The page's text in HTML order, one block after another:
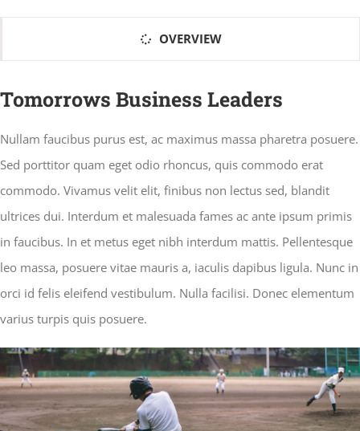
OVERVIEW
Tomorrows Business Leaders
Nullam faucibus purus est, ac maximus massa pharetra posuere.
Sed porttitor quam eget odio rhoncus, quis commodo erat
commodo. Vivamus velit elit, finibus non lectus sed, blandit
ultrices dui. Interdum et malesuada fames ac ante ipsum primis
in faucibus. In et metus eget nibh interdum mattis. Pellentesque
leo massa, posuere vitae mauris a, iaculis dapibus ligula. Nunc in
orci id felis eleifend vestibulum. Nulla facilisi. Donec elementum
varius turpis quis posuere.